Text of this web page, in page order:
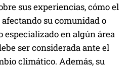
sus experiencias, cómo el
su comunidad o
especializado en algún área
ser considerada ante el
climático. Además, su